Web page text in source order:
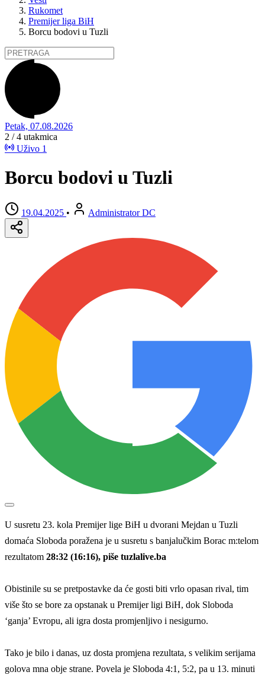
Rukomet
Premijer liga BiH
Borcu bodovi u Tuzli
Petak, 07.08.2026
2 / 4 utakmica
Uživo 1
Borcu bodovi u Tuzli
19.04.2025 • Administrator DC
U susretu 23. kola Premijer lige BiH u dvorani Mejdan u Tuzli
domaća Sloboda poražena je u susretu s banjalučkim Borac m:telom
rezultatom 28:32 (16:16), piše tuzlalive.ba
Obistinile su se pretpostavke da će gosti biti vrlo opasan rival, tim
više što se bore za opstanak u Premijer ligi BiH, dok Sloboda
‘ganja’ Evropu, ali igra dosta promjenljivo i nesigurno.
Tako je bilo i danas, uz dosta promjena rezultata, s velikim serijama
golova mna obje strane. Povela je Sloboda 4:1, 5:2, pa u 13. minuti